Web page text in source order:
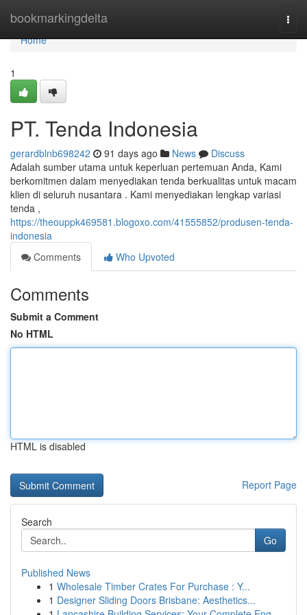
bookmarkingdelta
Home
Home
1
PT. Tenda Indonesia
gerardblnb698242 91 days ago News
Discuss
Adalah sumber utama untuk keperluan pertemuan Anda, Kami
berkomitmen dalam menyediakan tenda berkualitas untuk macam
klien di seluruh nusantara . Kami menyediakan lengkap variasi
tenda ,
https://theouppk469581.blogoxo.com/41555852/produsen-tenda-
indonesia
Comments
Who Upvoted
Comments
Submit a Comment
No HTML
HTML is disabled
Report Page
Search
Go
Published News
1 Wholesale Timber Crates For Purchase : Y...
1 Designer Sliding Doors Brisbane: Aesthetics...